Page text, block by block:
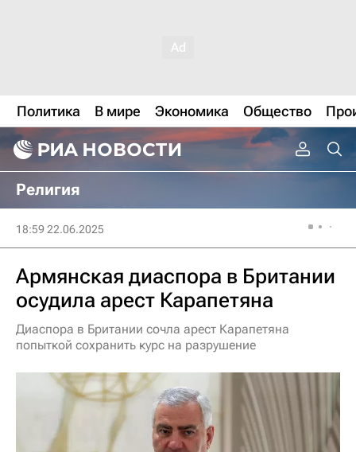
Политика В мире Экономика Общество
Религия
18:59 22.06.2025
Армянская диаспора в Британии
осудила арест Карапетяна
Диаспора в Британии сочла арест Карапетяна
попыткой сохранить курс на разрушение